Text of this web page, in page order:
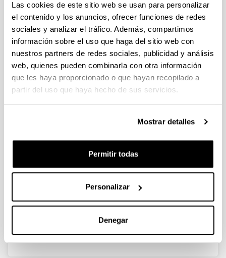
Las cookies de este sitio web se usan para personalizar
el contenido y los anuncios, ofrecer funciones de redes
sociales y analizar el tráfico. Además, compartimos
información sobre el uso que haga del sitio web con
nuestros partners de redes sociales, publicidad y análisis
web, quienes pueden combinarla con otra información
que les haya proporcionado o que hayan recopilado a
partir del uso que haya hecho de sus servicios.
Mostrar detalles
Permitir todas
Personalizar
Denegar
Mapa del sitio
Inicio Departamento de Zoología y Biología Celular
Animal
Departamento
Presentación
Localización
Personal
Cargos
Visión general
Estudios de postgrado
Asignaturas de posgrado
Investigación
Grupos
Estación Marina de Plentzia PIE
Sugerencias y solicitudes